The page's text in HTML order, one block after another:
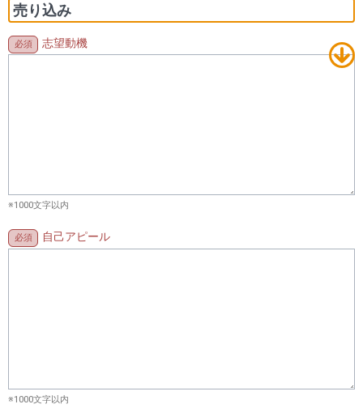
売り込み
志望動機
※1000文字以内
自己アピール
※1000文字以内